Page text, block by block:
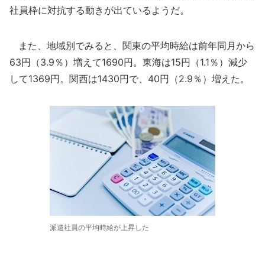
社員枠に対抗する動きが出ているようだ。
また、地域別でみると、関東の平均時給は前年同月から
63円（3.9％）増えて1690円。東海は15円（1.1％）減少
して1369円。関西は1430円で、40円（2.9％）増えた。
派遣社員の平均時給が上昇した